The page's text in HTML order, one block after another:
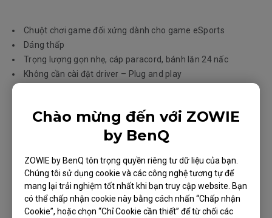
Chào mừng đến với ZOWIE
by BenQ
ZOWIE by BenQ tôn trọng quyền riêng tư dữ liệu của bạn.
Chúng tôi sử dụng cookie và các công nghệ tương tự để
mang lại trải nghiệm tốt nhất khi bạn truy cập website. Bạn
có thể chấp nhận cookie này bằng cách nhấn “Chấp nhận
Cookie”, hoặc chọn “Chỉ Cookie cần thiết” để từ chối các
Chuột chơi game đối xứng dành cho game eSports
Dáng thấp
Trọng lượng gọn nhẹ, cáp paracord, bánh lăn 24 nấc
Không cần cài đặt driver – Plug and play
KÍCH THƯỚC
M Không chắc chắn
DÒNG